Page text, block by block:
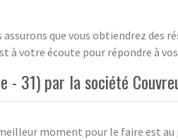
que vous obtiendrez
à votre écoute pour répondre à
- 31) par la société
moment pour le faire est